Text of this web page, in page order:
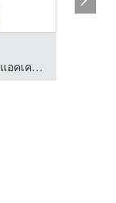
รับทำบัญชี สมุทรปราการ - พีรวิชญ์ แอคเคาน์ติ้ง